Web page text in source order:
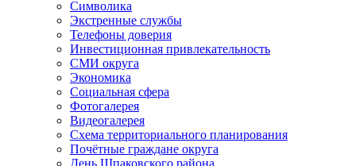
Символика
Экстренные службы
Телефоны доверия
Инвестиционная привлекательность
СМИ округа
Экономика
Социальная сфера
Фотогалерея
Видеогалерея
Схема территориального планирования
Почётные граждане округа